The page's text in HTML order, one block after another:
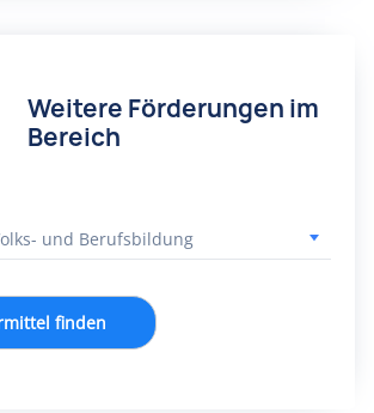
Weitere Förderungen im
Bereich
finden